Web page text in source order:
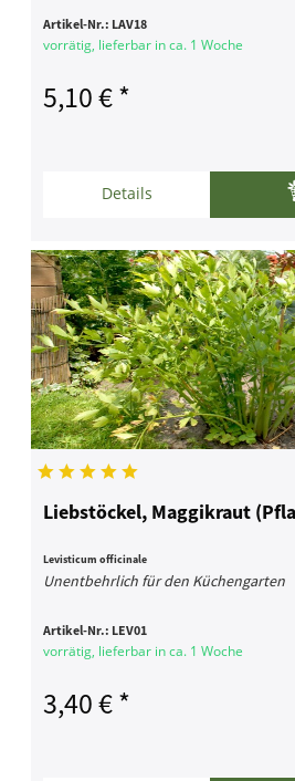
Artikel-Nr.: LAV18
vorrätig, lieferbar in ca. 1 Woche
5,10 € *
Details
Liebstöckel, Maggikraut
Levisticum officinale
Unentbehrlich für den Küchengarten
Artikel-Nr.: LEV01
vorrätig, lieferbar in ca. 1 Woche
3,40 € *